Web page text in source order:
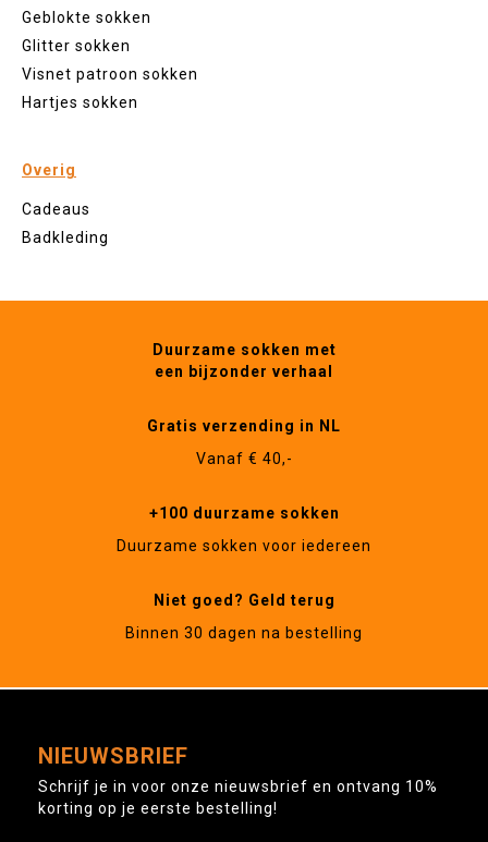
Geblokte sokken
Glitter sokken
Visnet patroon sokken
Hartjes sokken
Overig
Cadeaus
Badkleding
Duurzame sokken met
een bijzonder verhaal
Gratis verzending in NL
Vanaf € 40,-
+100 duurzame sokken
Duurzame sokken voor iedereen
Niet goed? Geld terug
Binnen 30 dagen na bestelling
NIEUWSBRIEF
Schrijf je in voor onze nieuwsbrief en ontvang 10%
korting op je eerste bestelling!